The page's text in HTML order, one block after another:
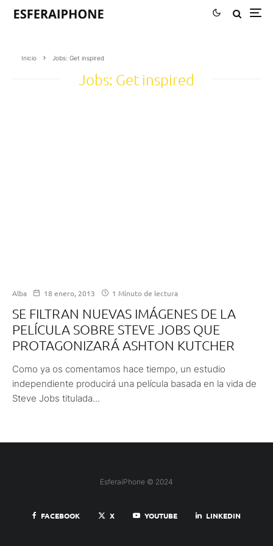
Inicio Jobs: Get inspired
Jobs: Get inspired
Alba 18 enero, 2013 1 Minuto de lectura
SE FILTRAN NUEVAS IMÁGENES DE LA
PELÍCULA SOBRE STEVE JOBS QUE
PROTAGONIZARÁ ASHTON KUTCHER
Como ya os comentamos hace tiempo, un estudio
independiente producirá una película basada en la vida de
Steve Jobs titulada...
EsferaiPhone © 2024
FACEBOOK X YOUTUBE LINKEDIN